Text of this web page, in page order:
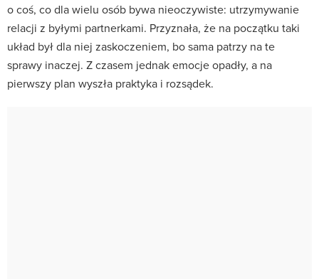
o coś, co dla wielu osób bywa nieoczywiste: utrzymywanie
relacji z byłymi partnerkami. Przyznała, że na początku taki
układ był dla niej zaskoczeniem, bo sama patrzy na te
sprawy inaczej. Z czasem jednak emocje opadły, a na
pierwszy plan wyszła praktyka i rozsądek.